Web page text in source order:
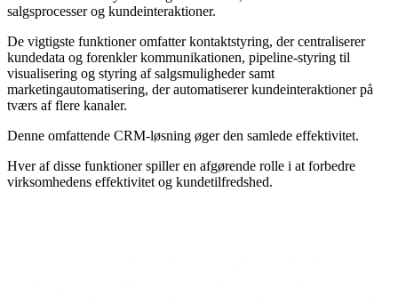
salgsprocesser og kundeinteraktioner.
De vigtigste funktioner omfatter kontaktstyring, der centraliserer
kundedata og forenkler kommunikationen, pipeline-styring til
visualisering og styring af salgsmuligheder samt
marketingautomatisering, der automatiserer kundeinteraktioner på
tværs af flere kanaler.
Denne omfattende CRM-løsning øger den samlede effektivitet.
Hver af disse funktioner spiller en afgørende rolle i at forbedre
virksomhedens effektivitet og kundetilfredshed.